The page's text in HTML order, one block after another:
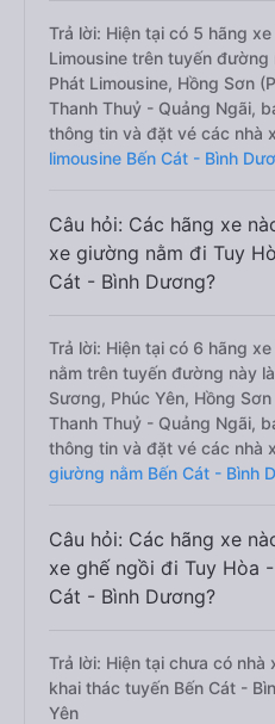
Trả lời: Hiện tại có 5 hãng
Limousine trên tuyến đường
Phát Limousine, Hồng Sơn
Thanh Thuỷ - Quảng Ngãi,
thông tin và đặt vé các nhà
limousine Bến Cát - Bình
Câu hỏi: Các hãng xe
xe giường nằm đi Tuy
Cát - Bình Dương?
Trả lời: Hiện tại có 6 hãng
nằm trên tuyến đường này
Sương, Phúc Yên, Hồng
Thanh Thuỷ - Quảng Ngãi,
thông tin và đặt vé các nhà
giường nằm Bến Cát - Bình
Câu hỏi: Các hãng xe
xe ghế ngồi đi Tuy Hòa
Cát - Bình Dương?
Trả lời: Hiện tại chưa có nhà
khai thác tuyến Bến Cát -
Yên